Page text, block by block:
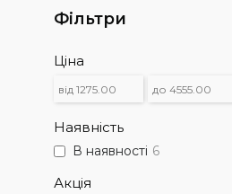
Фільтри
Ціна
Наявність
В наявності 6
Акція